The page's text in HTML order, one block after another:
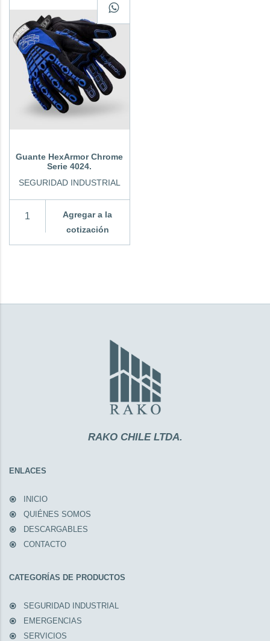
Guante HexArmor Chrome
Serie 4024.
SEGURIDAD INDUSTRIAL
Agregar a la
cotización
RAKO CHILE LTDA.
ENLACES
INICIO
QUIÉNES SOMOS
DESCARGABLES
CONTACTO
CATEGORÍAS DE PRODUCTOS
SEGURIDAD INDUSTRIAL
EMERGENCIAS
SERVICIOS